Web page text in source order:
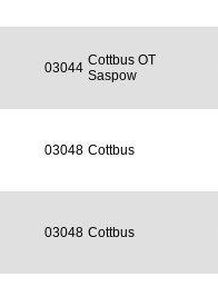
03044 Cottbus OT
Saspow
03048 Cottbus
03048 Cottbus